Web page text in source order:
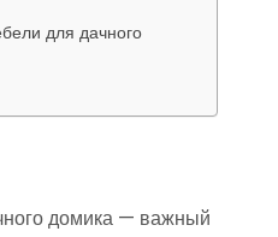
для дачного
домика — важный